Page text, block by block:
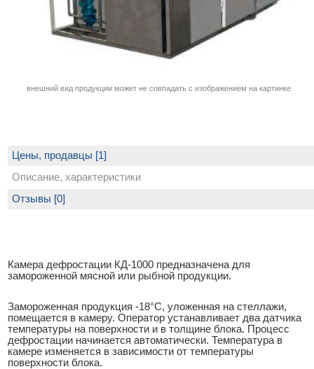
внешний вид продукции может не совпадать с изображением на картинке
Цены, продавцы [1]
Описание, характеристики
Камера дефростации КД-1000 предназначена для
замороженной мясной или рыбной продукции.
Замороженная продукция -18°С, уложенная на стеллажи,
помещается в камеру. Оператор устанавливает два датчика
температуры на поверхности и в толщине блока. Процесс
дефростации начинается автоматически. Температура в
камере изменяется в зависимости от температуры
поверхности блока.
Отзывы [0]